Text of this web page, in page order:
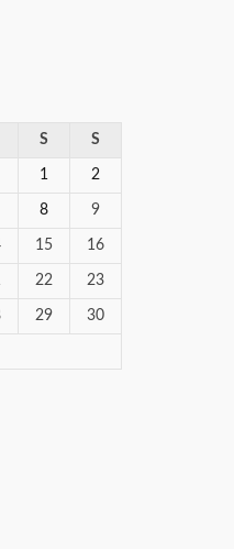
S S
1 2
8 9
15 16
22 23
29 30